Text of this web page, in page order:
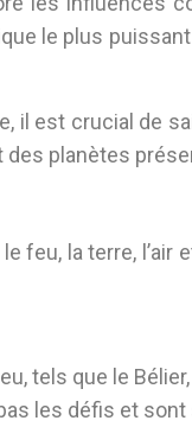
le plus
il est crucial de
planètes
feu, la terre,
tels que le
les défis et